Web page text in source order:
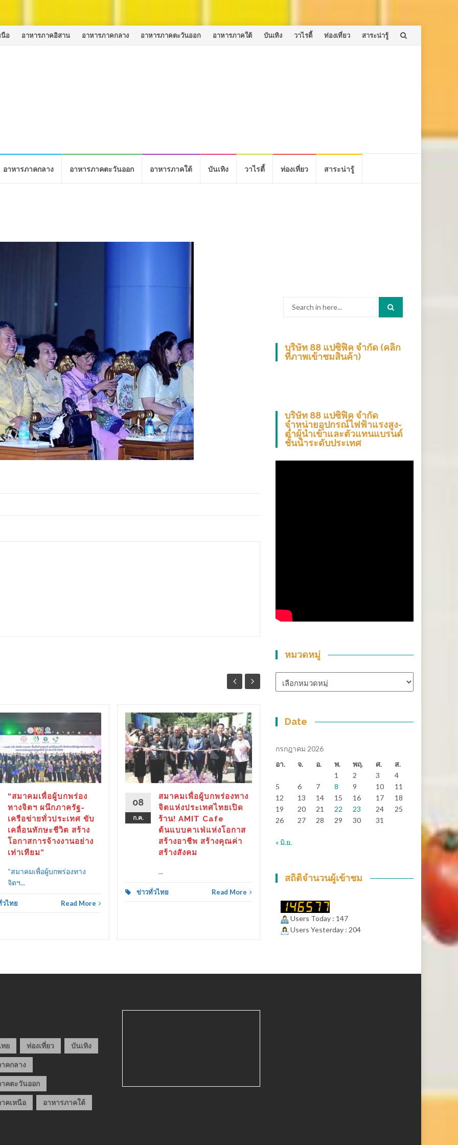
นือ อาหารภาคอิสาน อาหารภาคกลาง อาหารภาคตะวันออก อาหารภาคใต้ บันเทิง วาไรตี้ ท่องเที่ยว สาระน่ารู้
อาหารภาคกลาง อาหารภาคตะวันออก อาหารภาคใต้ บันเทิง วาไรตี้ ท่องเที่ยว สาระน่ารู้
“สมาคมเพื่อผู้บกพร่อง
ทางจิตฯ ผนึกภาครัฐ-
เครือข่ายทั่วประเทศ ขับ
เคลื่อนทักษะชีวิต สร้าง
โอกาสการจ้างงานอย่าง
เท่าเทียม”
“สมาคมเพื่อผู้บกพร่องทาง
จิตฯ...
วไทย Read More
08
ก.ค.
สมาคมเพื่อผู้บกพร่องทาง
จิตแห่งประเทศไทยเปิด
ร้าน! AMIT Cafe
ต้นแบบคาเฟ่แห่งโอกาส
สร้างอาชีพ สร้างคุณค่า
สร้างสังคม
...
ข่าวทั่วไทย Read More
มิ.ย.
เงินสะพัดกว่า 288 ล้าน
ช้างเกมส์”
สุราษฎร์ธานี-“ตาปีเกมส์ 69”
ปิดฉากยิ่งใหญ่...
ข่าวทั่วไทย Read More
ข่าวทั่
บริษัท 88 แปซิฟิค จำกัด (คลิก
ที่ภาพเข้าชมสินค้า)
บริษัท 88 แปซิฟิค จำกัด
จำหน่ายอุปกรณ์ไฟฟ้าแรงสูง-
ต่ำผู้นำเข้าและตัวแทนแบรนด์
ชั้นนำระดับประเทศ
หมวดหมู่
หมู่
Date
กรกฎาคม 2026
อา.
จ. อ. พ. พฤ. ศ.
ส.
1
2 3
4
5
6 7 8 9 10
11
12
13 14 15 16 17
18
19
20 21 22 23 24
25
26
27 28 29 30 31
« มิ.ย.
สถิติจำนวนผู้เข้าชม
Users Today : 147
Users Yesterday : 204
ย ท่องเที่ยว บันเทิง
คกลาง
คตะวันออก
คเหนือ อาหารภาคใต้